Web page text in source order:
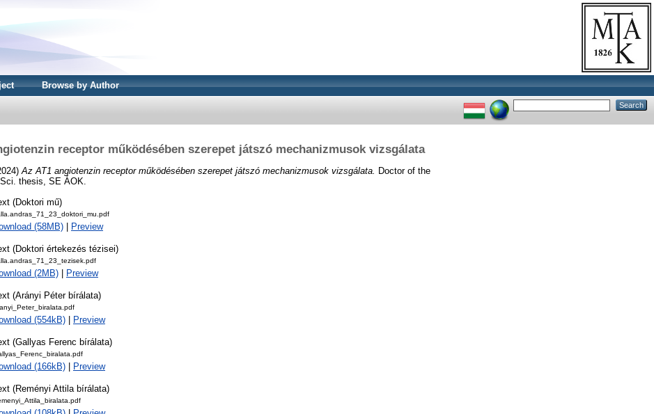
Browse by Author
receptor működésében szerepet játszó mechanizmusok vizsgálata
Az AT1 angiotenzin receptor működésében szerepet játszó mechanizmusok vizsgálata. Doctor of the
thesis, SE ÁOK.
(Doktori mű)
(58MB) Preview
(Doktori értekezés tézisei)
(2MB) Preview
(Arányi Péter bírálata)
(554kB) Preview
(Gallyas Ferenc bírálata)
(166kB) Preview
(Reményi Attila bírálata)